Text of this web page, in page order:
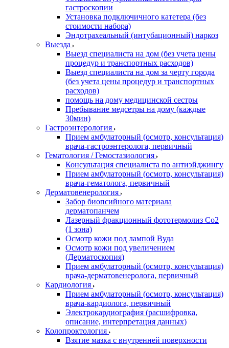
гастроскопии
Установка подключичного катетера (без
стоимости набора)
Эндотрахеальный (интубационный) наркоз
Выезда
Выезд специалиста на дом (без учета цены
процедур и транспортных расходов)
Выезд специалиста на дом за черту города
(без учета цены процедур и транспортных
расходов)
помощь на дому медицинской сестры
Пребывание медсетры на дому (каждые
30мин)
Гастроэнтерология
Прием амбулаторный (осмотр, консультация)
врача-гастроэнтеролога, первичный
Гематология / Гемостазиология
Консультация специалиста по антиэйджингу
Прием амбулаторный (осмотр, консультация)
врача-гематолога, первичный
Дерматовенерология
Забор биопсийного материала
дерматопанчем
Лазерный фракционный фототермолиз Со2
(1 зона)
Осмотр кожи под лампой Вуда
Осмотр кожи под увеличением
(Дерматоскопия)
Прием амбулаторный (осмотр, консультация)
врача-дерматовенеролога, первичный
Кардиология
Прием амбулаторный (осмотр, консультация)
врача-кардиолога, первичный
Электрокардиография (расшифровка,
описание, интерпретация данных)
Колопроктология
Взятие мазка с внутренней поверхности